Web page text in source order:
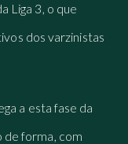
Liga 3, o que
dos varzinistas
a esta fase da
de forma, com